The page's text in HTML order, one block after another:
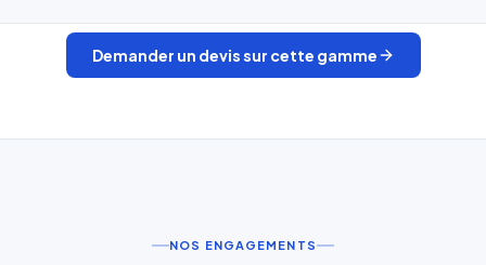
Demander un devis sur cette gamme
NOS ENGAGEMENTS
Téléphone*